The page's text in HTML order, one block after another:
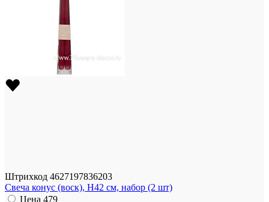
Штрихкод 4627197836203
Свеча конус (воск), H42 см, набор (2 шт)
Цена 479